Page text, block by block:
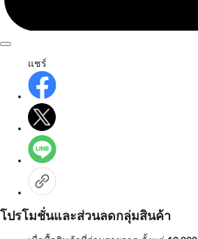
แชร์
โปรโมชั่นและส่วนลดกลุ่มสินค้า